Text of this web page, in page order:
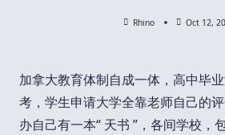
Rhino Oct 12,
加拿大教育体制自成一体，高中毕
考，学生申请大学全靠老师自己的
办自己有一本“ 天书 ”，各间学校，